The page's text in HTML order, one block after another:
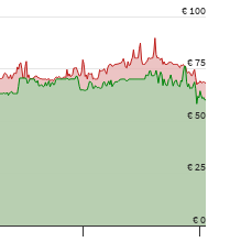
€ 0
€ 100
€ 25
€ 50
€ 75